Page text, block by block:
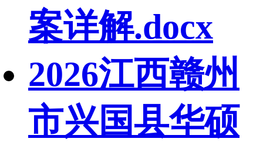
案详解.docx
2026江西赣州
市兴国县华硕